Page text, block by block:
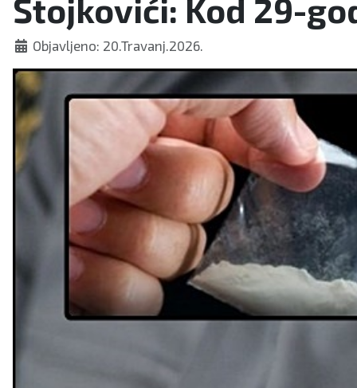
Crna
kronika
Politika
Zanimljivosti
Stojkovići: Kod 29-
Objavljeno: 20.Travanj.2026.